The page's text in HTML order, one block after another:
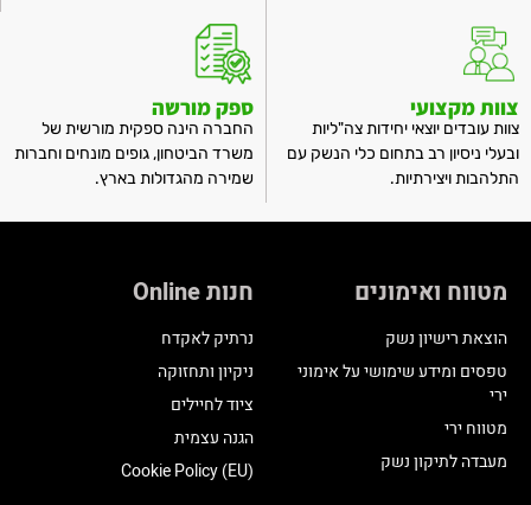
צוות מקצועי
צוות עובדים יוצאי יחידות צה"ליות
ובעלי ניסיון רב בתחום כלי הנשק עם
התלהבות ויצירתיות.
ספק מורשה
החברה הינה ספקית מורשית של
משרד הביטחון, גופים מונחים וחברות
שמירה מהגדולות בארץ.
מטווח ואימונים
הוצאת רישיון נשק
טפסים ומידע שימושי על אימוני
ירי
מטווח ירי
מעבדה לתיקון נשק
חנות Online
נרתיק לאקדח
ניקיון ותחזוקה
ציוד לחיילים
הגנה עצמית
Cookie Policy (EU)